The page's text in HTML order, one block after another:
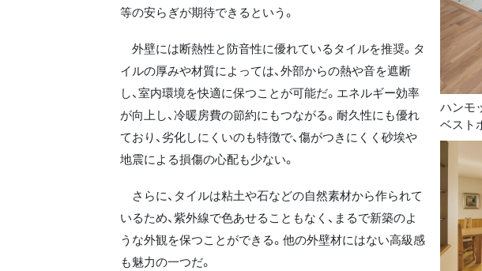
等の安らぎが期待できるという。
外壁には断熱性と防音性に優れているタイルを推奨。タ
イルの厚みや材質によっては、外部からの熱や音を遮断
し、室内環境を快適に保つことが可能だ。エネルギー効率
が向上し、冷暖房費の節約にもつながる。耐久性にも優れ
ており、劣化しにくいのも特徴で、傷がつきにくく砂埃や
地震による損傷の心配も少ない。
さらに、タイルは粘土や石などの自然素材から作られて
いるため、紫外線で色あせることもなく、まるで新築のよ
うな外観を保つことができる。他の外壁材にはない高級感
も魅力の一つだ。
ハンモ
ベスト